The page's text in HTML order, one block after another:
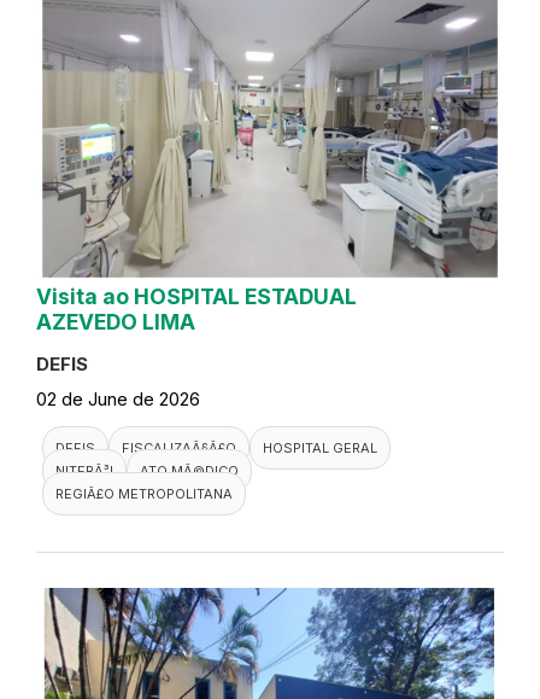
Visita ao HOSPITAL ESTADUAL
AZEVEDO LIMA
DEFIS
02 de June de 2026
DEFIS FISCALIZAÃ§Ã£O
HOSPITAL GERAL
NITERÃ³I
ATO MÃ©DICO
REGIÃ£O METROPOLITANA